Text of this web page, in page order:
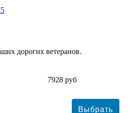
дорогих ветеранов.
7928 руб